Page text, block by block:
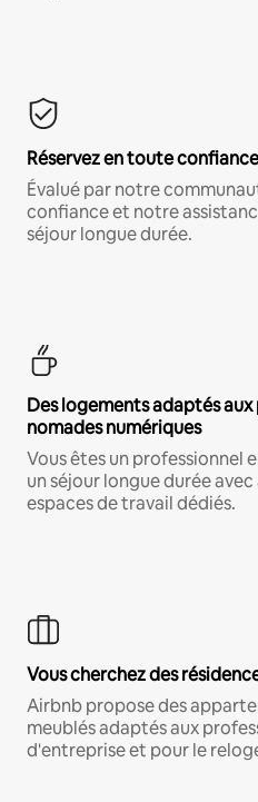
Réservez en toute confiance
Évalué par notre
confiance et notre
séjour longue durée.
Des logements adaptés
nomades numériques
Vous êtes un professionnel
un séjour longue durée
espaces de travail dédiés.
Vous cherchez des
Airbnb propose des
meublés adaptés aux
d'entreprise et pour le